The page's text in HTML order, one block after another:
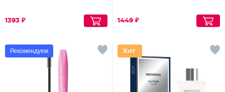
1393 ₽ 1449 ₽
Рекомендуем